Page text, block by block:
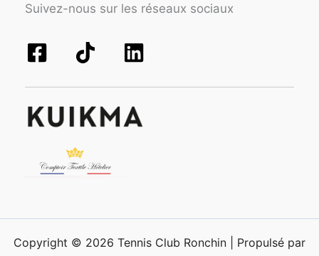
Suivez-nous sur les réseaux sociaux
Copyright © 2026 Tennis Club Ronchin | Propulsé par